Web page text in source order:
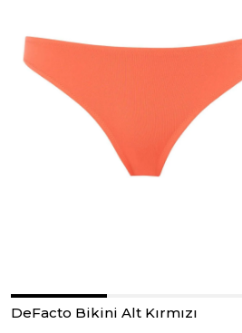
DeFacto Bikini Alt Kırmızı